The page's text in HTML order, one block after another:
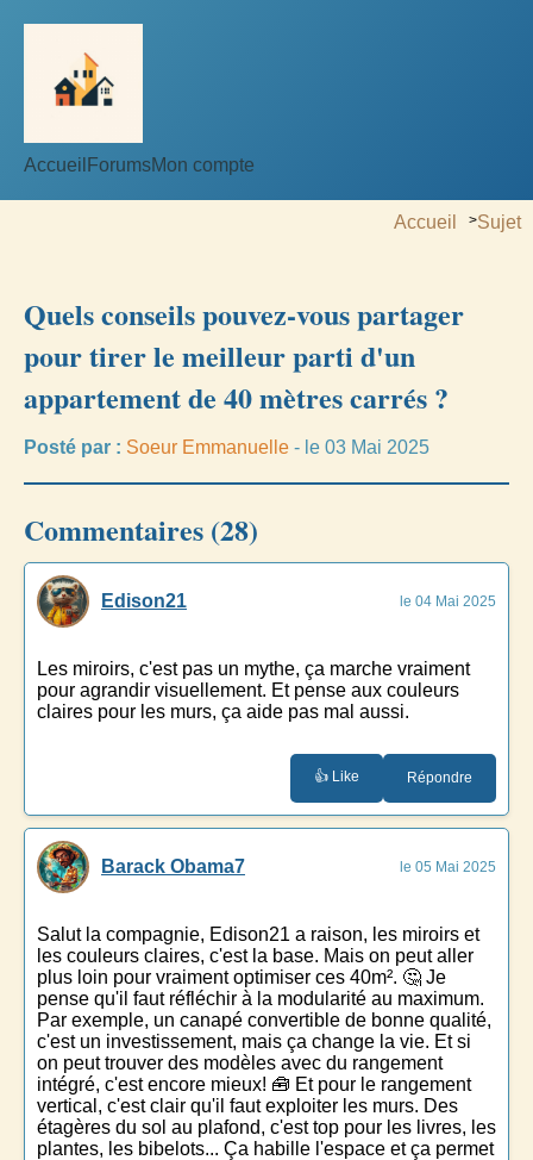
Accueil ForumsMon compte
Accueil >Sujet
Quels conseils pouvez-vous partager
pour tirer le meilleur parti d'un
appartement de 40 mètres carrés ?
Posté par : Soeur Emmanuelle - le 03 Mai 2025
Commentaires (28)
Edison21 le 04 Mai 2025
Les miroirs, c'est pas un mythe, ça marche vraiment
pour agrandir visuellement. Et pense aux couleurs
claires pour les murs, ça aide pas mal aussi.
👍 Like Répondre
Barack Obama7 le 05 Mai 2025
Salut la compagnie, Edison21 a raison, les miroirs et
les couleurs claires, c'est la base. Mais on peut aller
plus loin pour vraiment optimiser ces 40m². 🤔 Je
pense qu'il faut réfléchir à la modularité au maximum.
Par exemple, un canapé convertible de bonne qualité,
c'est un investissement, mais ça change la vie. Et si
on peut trouver des modèles avec du rangement
intégré, c'est encore mieux! 🧰 Et pour le rangement
vertical, c'est clair qu'il faut exploiter les murs. Des
étagères du sol au plafond, c'est top pour les livres, les
plantes, les bibelots... Ça habille l'espace et ça permet